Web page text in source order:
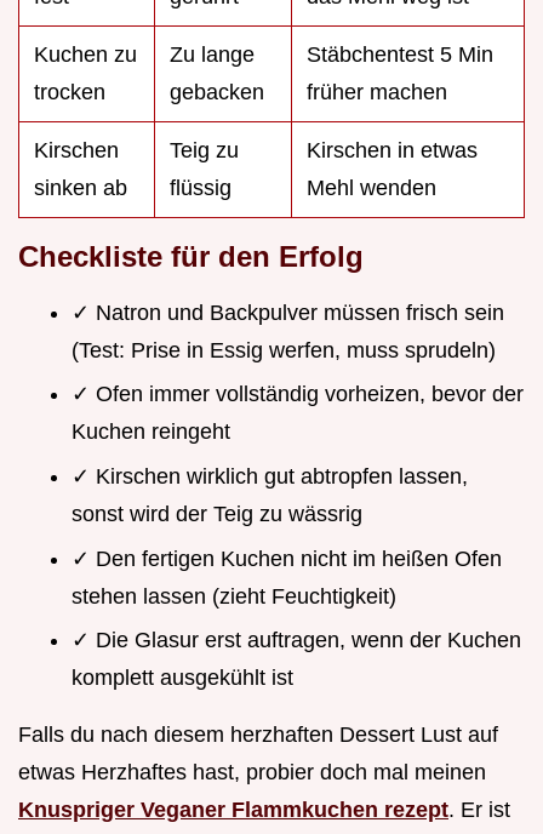
Kuchen zu
trocken
Zu lange
gebacken
Stäbchentest 5 Min
früher machen
Kirschen
sinken ab
Teig zu
flüssig
Kirschen in etwas
Mehl wenden
Checkliste für den Erfolg
✓ Natron und Backpulver müssen frisch sein
(Test: Prise in Essig werfen, muss sprudeln)
✓ Ofen immer vollständig vorheizen, bevor der
Kuchen reingeht
✓ Kirschen wirklich gut abtropfen lassen,
sonst wird der Teig zu wässrig
✓ Den fertigen Kuchen nicht im heißen Ofen
stehen lassen (zieht Feuchtigkeit)
✓ Die Glasur erst auftragen, wenn der Kuchen
komplett ausgekühlt ist
Falls du nach diesem herzhaften Dessert Lust auf
etwas Herzhaftes hast, probier doch mal meinen
Knuspriger Veganer Flammkuchen rezept. Er ist